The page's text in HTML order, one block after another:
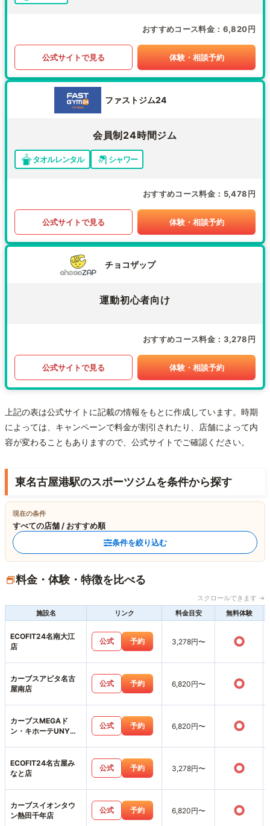
おすすめコース料金 6,820円
公式サイトで見る 体験・相談予約
ファストジム24
会員制24時間ジム
タオルレンタル シャワー
おすすめコース料金 5,478円
公式サイトで見る 体験・相談予約
チョコザップ
運動初心者向け
おすすめコース料金 3,278円
公式サイトで見る 体験・相談予約
上記の表は公式サイトに記載の情報をもとに作成しています。時期
によっては、キャンペーンで料金が割引されたり、店舗によって内
容が変わることもありますので、公式サイトでご確認ください。
東名古屋港駅のスポーツジムを条件から探す
現在の条件
すべての店舗 / おすすめ順
条件を絞り込む
料金・体験・特徴を比べる
スクロールできます →
施設名
リンク 料金目安 無料体験
ECOFIT24名南大江
店
公式 予約 3,278円〜 ○
カーブスアピタ名古
屋南店
公式 予約 6,820円〜 ○
カーブスMEGAド
ン・キホーテUNY東
公式 予約 6,820円〜 ○
ECOFIT24名古屋み
なと店
公式 予約 3,278円〜 ○
カーブスイオンタウ
ン熱田千年店
公式 予約 6,820円〜 ○